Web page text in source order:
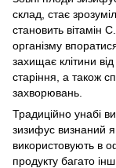
склад, стає
становить вітамін
організму
захищає клітини
старіння, а також
захворювань.
Традиційно унабі
зизифус визнаний
використовують в
продукту багато